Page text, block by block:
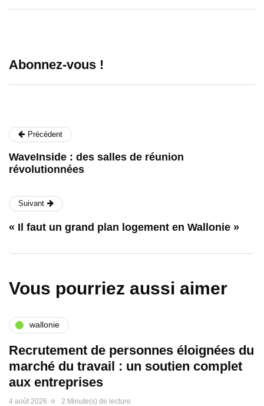
Abonnez-vous !
Précédent
WaveInside : des salles de réunion
révolutionnées
Suivant
« Il faut un grand plan logement en Wallonie »
Vous pourriez aussi aimer
wallonie
Recrutement de personnes éloignées du
marché du travail : un soutien complet
aux entreprises
4 août 2026 2 Minute(s) de lecture